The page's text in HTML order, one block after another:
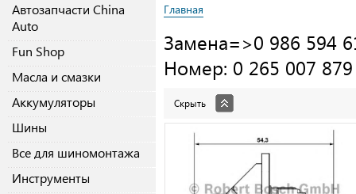
Автозапчасти China
Auto
Fun Shop
Масла и смазки
Аккумуляторы
Шины
Все для шиномонтажа
Инструменты
Главная
Замена=>0 986 594
Номер: 0 265 007 879
Скрыть